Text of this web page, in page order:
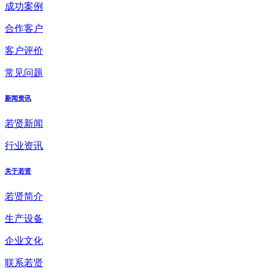
成功案例
合作客户
客户评价
常见问题
新闻资讯
若贤新闻
行业资讯
关于若贤
若贤简介
生产设备
企业文化
联系若贤